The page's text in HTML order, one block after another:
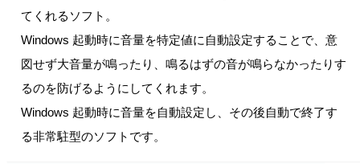
てくれるソフト。
Windows 起動時に音量を特定値に自動設定することで、意
図せず大音量が鳴ったり、鳴るはずの音が鳴らなかったりす
るのを防げるようにしてくれます。
Windows 起動時に音量を自動設定し、その後自動で終了す
る非常駐型のソフトです。